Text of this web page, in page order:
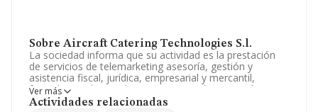
Sobre Aircraft Catering Technologies S.l.
La sociedad informa que su actividad es la prestación
de servicios de telemarketing asesoría, gestión y
asistencia fiscal, jurídica, empresarial y mercantil,
formulacion de estudios y proyectos de ingeniería.
representación de marcas, etc. La empresa está
Ver más
Actividades relacionadas